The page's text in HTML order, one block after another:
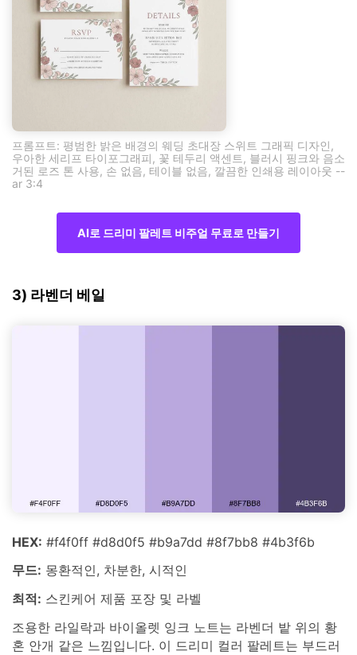
프롬프트: 평범한 밝은 배경의 웨딩 초대장 스위트 그래픽 디자인,
우아한 세리프 타이포그래피, 꽃 테두리 액센트, 블러시 핑크와 음소
거된 로즈 톤 사용, 손 없음, 테이블 없음, 깔끔한 인쇄용 레이아웃 --
ar 3:4
AI로 드리미 팔레트 비주얼 무료로 만들기
3) 라벤더 베일
HEX: #f4f0ff #d8d0f5 #b9a7dd #8f7bb8 #4b3f6b
무드: 몽환적인, 차분한, 시적인
최적: 스킨케어 제품 포장 및 라벨
조용한 라일락과 바이올렛 잉크 노트는 라벤더 밭 위의 황
혼 안개 같은 느낌입니다. 이 드리미 컬러 팔레트는 부드러